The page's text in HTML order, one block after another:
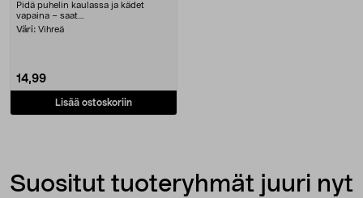
Pidä puhelin kaulassa ja kädet
vapaina – saat....
Väri: Vihreä
14,99
Lisää ostoskoriin
Suositut tuoteryhmät juuri nyt